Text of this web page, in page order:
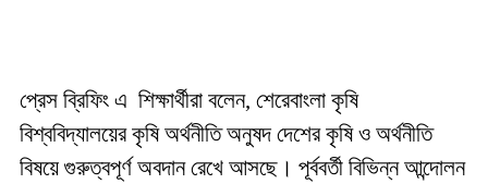
প্রেস ব্রিফিং এ শিক্ষার্থীরা বলেন, শেরেবাংলা কৃষি
বিশ্ববিদ্যালয়ের কৃষি অর্থনীতি অনুষদ দেশের কৃষি ও অর্থনীতি
বিষয়ে গুরুত্বপূর্ণ অবদান রেখে আসছে। পূর্ববর্তী বিভিন্ন আন্দোলন